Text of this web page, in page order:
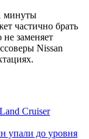
минуты
частично брать
не заменяет
Nissan
Cruiser
упали до уровня